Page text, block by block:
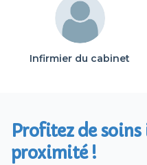
Soins de
Vaccin (hors COVID)
Ablation agrafes
Visites patient
SAMU
Infirmier du cabinet
Profitez de
proximité !